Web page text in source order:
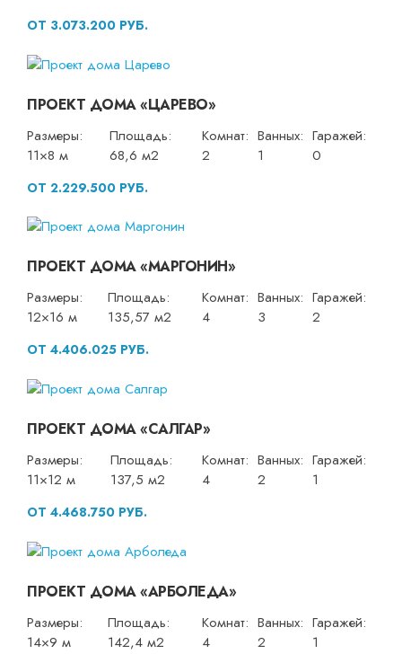
ОТ 3.073.200 РУБ.
ПРОЕКТ ДОМА «ЦАРЕВО»
Размеры:
11×8 м
Площадь:
68,6 м2
Комнат:
2
Ванных:
1
Гаражей:
0
ОТ 2.229.500 РУБ.
ПРОЕКТ ДОМА «МАРГОНИН»
Размеры:
12×16 м
Площадь:
135,57 м2
Комнат:
4
Ванных:
3
Гаражей:
2
ОТ 4.406.025 РУБ.
ПРОЕКТ ДОМА «САЛГАР»
Размеры:
11×12 м
Площадь:
137,5 м2
Комнат:
4
Ванных:
2
Гаражей:
1
ОТ 4.468.750 РУБ.
ПРОЕКТ ДОМА «АРБОЛЕДА»
Размеры:
14×9 м
Площадь:
142,4 м2
Комнат:
4
Ванных:
2
Гаражей:
1